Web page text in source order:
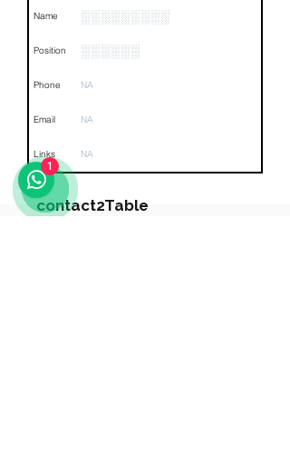
Name ░░░░░░░░░
Position ░░░░░░
Phone NA
Email NA
Links NA
contact2Table
1